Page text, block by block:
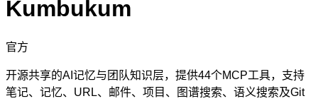
Kumbukum
官方
开源共享的AI记忆与团队知识层，提供44个MCP工具，支持
笔记、记忆、URL、邮件、项目、图谱搜索、语义搜索及Git